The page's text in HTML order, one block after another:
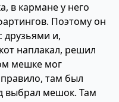
в кармане у него
Поэтому он
друзьями и,
наплакал, решил
мешке мог
там был
выбрал мешок. Там